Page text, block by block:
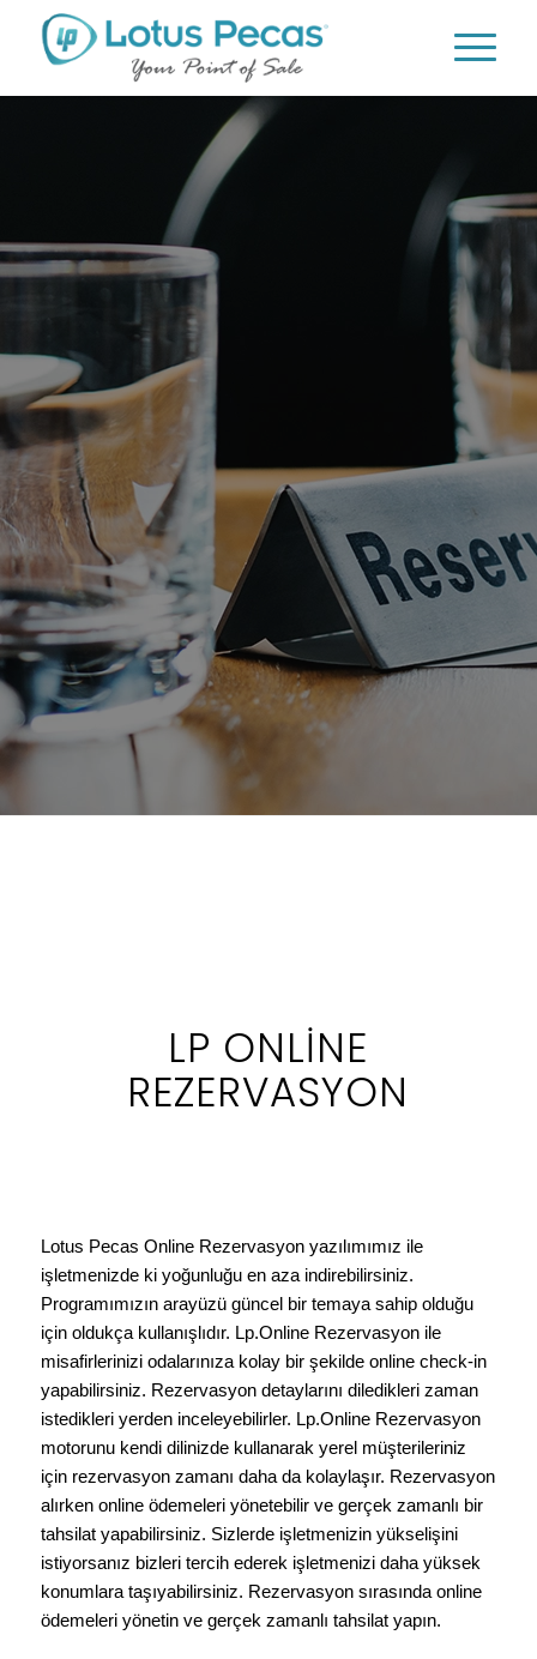
LP ONLINE
REZERVASYON
Lotus Pecas Online Rezervasyon yazılımımız ile
işletmenizde ki yoğunluğu en aza indirebilirsiniz.
Programımızın arayüzü güncel bir temaya sahip olduğu
için oldukça kullanışlıdır. Lp.Online Rezervasyon ile
misafirlerinizi odalarınıza kolay bir şekilde online check-in
yapabilirsiniz. Rezervasyon detaylarını diledikleri zaman
istedikleri yerden inceleyebilirler. Lp.Online Rezervasyon
motorunu kendi dilinizde kullanarak yerel müşterileriniz
için rezervasyon zamanı daha da kolaylaşır. Rezervasyon
alırken online ödemeleri yönetebilir ve gerçek zamanlı bir
tahsilat yapabilirsiniz. Sizlerde işletmenizin yükselişini
istiyorsanız bizleri tercih ederek işletmenizi daha yüksek
konumlara taşıyabilirsiniz. Rezervasyon sırasında online
ödemeleri yönetin ve gerçek zamanlı tahsilat yapın.